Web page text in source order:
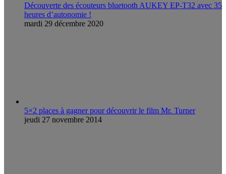
Découverte des écouteurs bluetooth AUKEY EP-T32 avec 35
heures d’autonomie !
mardi 29 décembre 2020
5×2 places à gagner pour découvrir le film Mr. Turner
jeudi 27 novembre 2014